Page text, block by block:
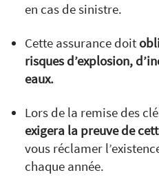
en cas de sinistre.
Cette assurance doit
risques d’explosion,
eaux.
Lors de la remise des
exigera la preuve de
vous réclamer
chaque année.